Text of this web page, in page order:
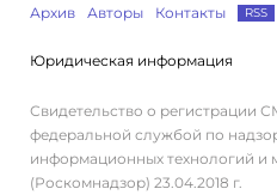
Архив
Авторы Контакты RSS
Юридическая информация
Свидетельство о
федеральной службой по
информационных технологий и
(Роскомнадзор) 23.04.2018 г.